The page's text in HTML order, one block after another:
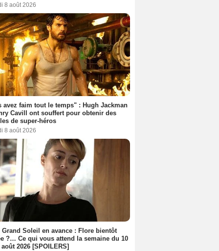
Vartan
1 série
Rip Torn
8 août 2026
avez faim tout le temps" : Hugh Jackman
Cavill ont souffert pour obtenir des
de super-héros
8 août 2026
Grand Soleil en avance : Flore bientôt
?… Ce qui vous attend la semaine du 10
2026 [SPOILERS]